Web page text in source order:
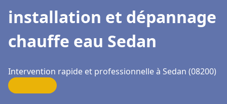
installation et dépannage
chauffe eau Sedan
Intervention rapide et professionnelle à Sedan (08200)